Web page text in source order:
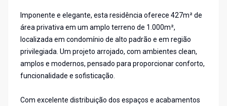
Imponente e elegante, esta residência oferece 427m² de
área privativa em um amplo terreno de 1.000m²,
localizada em condomínio de alto padrão e em região
privilegiada. Um projeto arrojado, com ambientes clean,
amplos e modernos, pensado para proporcionar conforto,
funcionalidade e sofisticação.
Com excelente distribuição dos espaços e acabamentos